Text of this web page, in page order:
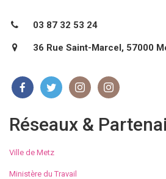
03 87 32 53 24
36 Rue Saint-Marcel, 57000
Réseaux &
Ville de Metz
Ministère du Travail